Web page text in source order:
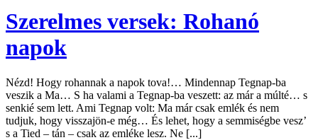
Szerelmes versek: Rohanó
napok
Nézd! Hogy rohannak a napok tova!… Mindennap Tegnap-ba
veszik a Ma… S ha valami a Tegnap-ba veszett: az már a múlté… s
senkié sem lett. Ami Tegnap volt: Ma már csak emlék és nem
tudjuk, hogy visszajön-e még… És lehet, hogy a semmiségbe vesz’
s a Tied – tán – csak az emléke lesz. Ne [...]